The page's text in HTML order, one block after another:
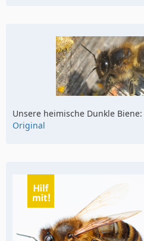
Unsere heimische Dunkle Biene:
Original